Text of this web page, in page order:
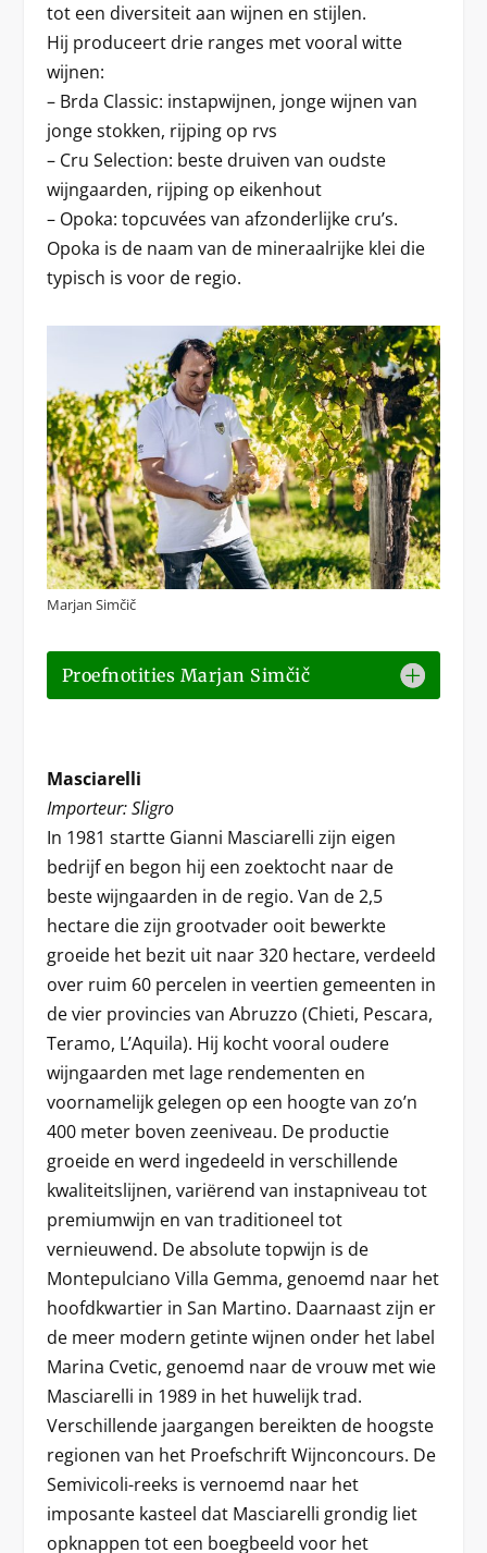
tot een diversiteit aan wijnen en stijlen.
Hij produceert drie ranges met vooral witte
wijnen:
– Brda Classic: instapwijnen, jonge wijnen van
jonge stokken, rijping op rvs
– Cru Selection: beste druiven van oudste
wijngaarden, rijping op eikenhout
– Opoka: topcuvées van afzonderlijke cru’s.
Opoka is de naam van de mineraalrijke klei die
typisch is voor de regio.
Marjan Simčič
Proefnotities Marjan Simčič
Masciarelli
Importeur: Sligro
In 1981 startte Gianni Masciarelli zijn eigen
bedrijf en begon hij een zoektocht naar de
beste wijngaarden in de regio. Van de 2,5
hectare die zijn grootvader ooit bewerkte
groeide het bezit uit naar 320 hectare, verdeeld
over ruim 60 percelen in veertien gemeenten in
de vier provincies van Abruzzo (Chieti, Pescara,
Teramo, L’Aquila). Hij kocht vooral oudere
wijngaarden met lage rendementen en
voornamelijk gelegen op een hoogte van zo’n
400 meter boven zeeniveau. De productie
groeide en werd ingedeeld in verschillende
kwaliteitslijnen, variërend van instapniveau tot
premiumwijn en van traditioneel tot
vernieuwend. De absolute topwijn is de
Montepulciano Villa Gemma, genoemd naar het
hoofdkwartier in San Martino. Daarnaast zijn er
de meer modern getinte wijnen onder het label
Marina Cvetic, genoemd naar de vrouw met wie
Masciarelli in 1989 in het huwelijk trad.
Verschillende jaargangen bereikten de hoogste
regionen van het Proefschrift Wijnconcours. De
Semivicoli-reeks is vernoemd naar het
imposante kasteel dat Masciarelli grondig liet
opknappen tot een boegbeeld voor het